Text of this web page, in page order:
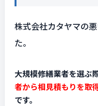
株式会社カタヤマの
た。
大規模修繕業者を選ぶ
者から相見積もりを取
です。